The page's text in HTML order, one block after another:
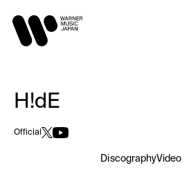
H!dE
Official
DiscographyVideo